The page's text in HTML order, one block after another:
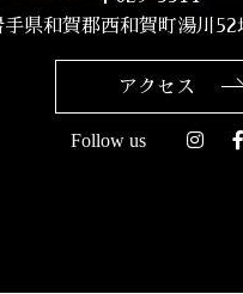
手県和賀郡西和賀町湯川
アクセス
Follow us